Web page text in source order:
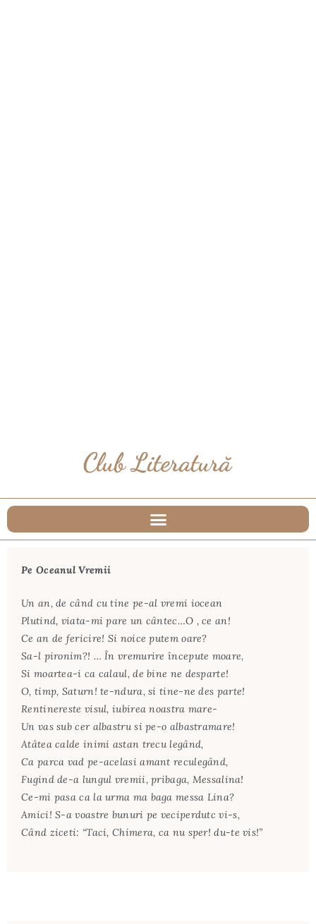
Pe Oceanul Vremii
Un an, de când cu tine pe-al vremi iocean
Plutind, viata-mi pare un cântec…O , ce an!
Ce an de fericire! Si noice putem oare?
Sa-l pironim?! … În vremurire începute moare,
Si moartea-i ca calaul, de bine ne desparte!
O, timp, Saturn! te-ndura, si tine-ne des parte!
Rentinereste visul, iubirea noastra mare-
Un vas sub cer albastru si pe-o albastramare!
Atâtea calde inimi astan trecu legând,
Ca parca vad pe-acelasi amant reculegând,
Fugind de-a lungul vremii, pribaga, Messalina!
Ce-mi pasa ca la urma ma baga messa Lina?
Amici! S-a voastre bunuri pe veciperdutc vi-s,
Când ziceti: “Taci, Chimera, ca nu sper! du-te vis!”